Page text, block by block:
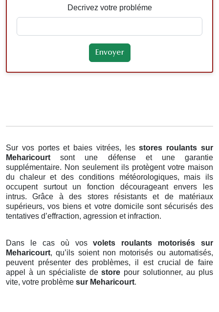
Decrivez votre probléme
Sur vos portes et baies vitrées, lesstores roulants sur
Meharicourtsont une défense et une garantie
supplémentaire. Non seulement ils protègent votre maison
du chaleur et des conditions météorologiques, mais ils
occupent surtout un fonction décourageant envers les
intrus. Grâce à des stores résistants et de matériaux
supérieurs, vos biens et votre domicile sont sécurisés des
tentatives d’effraction, agression et infraction.
Dans le cas où vosvolets roulants motorisés sur
Meharicourt, qu’ils soient non motorisés ou automatisés,
peuvent présenter des problèmes, il est crucial de faire
appel à un spécialiste destore pour solutionner, au plus
vite, votre problème sur Meharicourt.